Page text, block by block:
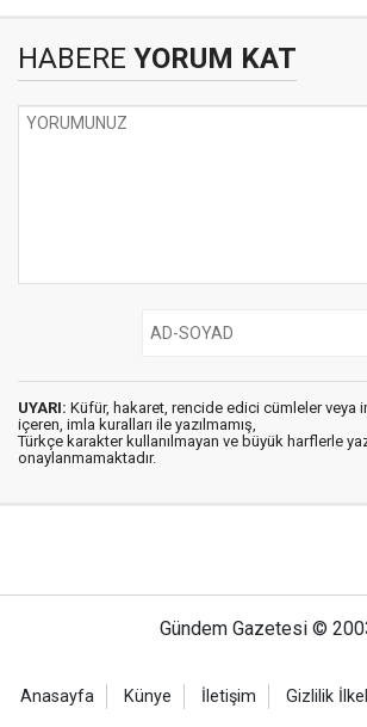
HABERE YORUM KAT
UYARI: Küfür, hakaret, rencide edici cümleler veya
içeren, imla kuralları ile yazılmamış,
Türkçe karakter kullanılmayan ve büyük harflerle
onaylanmamaktadır.
Gündem Gazetesi ©
Anasayfa Künye İletişim Gizlilik